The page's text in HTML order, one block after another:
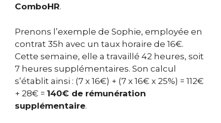
ComboHR.
Prenons l’exemple de Sophie, employée en
contrat 35h avec un taux horaire de 16€.
Cette semaine, elle a travaillé 42 heures, soit
7 heures supplémentaires. Son calcul
s’établit ainsi : (7 x 16€) + (7 x 16€ x 25%) = 112€
+ 28€ = 140€ de rémunération
supplémentaire.